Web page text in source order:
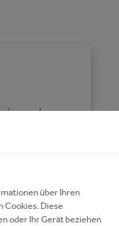
und
etwas
und sind
über Ihren
Cookies. Diese
oder Ihr Gerät beziehen